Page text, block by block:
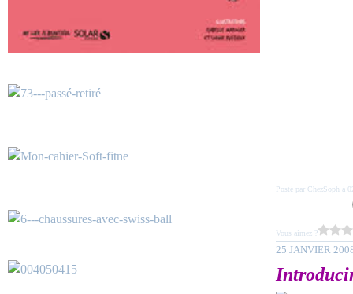
Posté par ChezSoph à
Vous aimez ?
25 JANVIER